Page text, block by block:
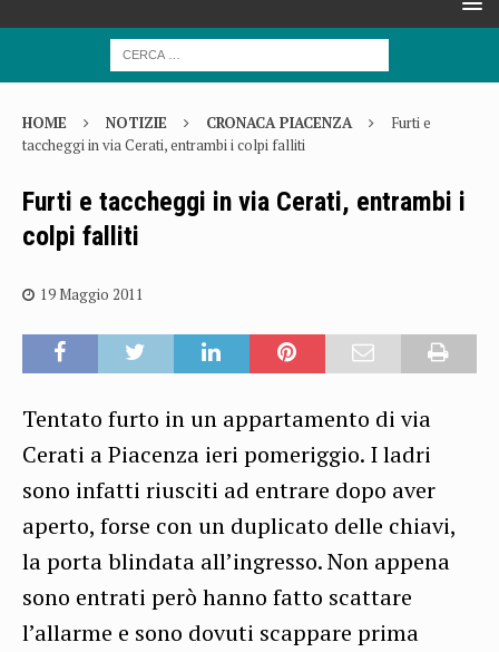
HOME NOTIZIE CRONACA PIACENZA
Furti e
taccheggi in via Cerati, entrambi i colpi falliti
Furti e taccheggi in via Cerati, entrambi i
colpi falliti
19 Maggio 2011
Tentato furto in un appartamento di via
Cerati a Piacenza ieri pomeriggio. I ladri
sono infatti riusciti ad entrare dopo aver
aperto, forse con un duplicato delle chiavi,
la porta blindata all’ingresso. Non appena
sono entrati però hanno fatto scattare
l’allarme e sono dovuti scappare prima